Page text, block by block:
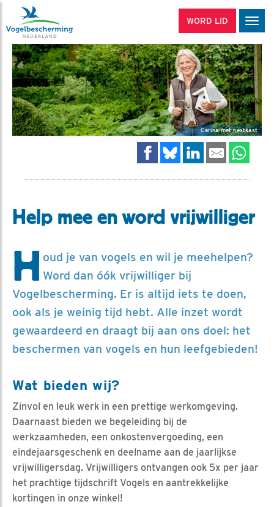
WORD LID
Carina met nestkast
Help mee en word vrijwilliger
H oud je van vogels en wil je meehelpen?
Word dan óók vrijwilliger bij
Vogelbescherming. Er is altijd iets te doen,
ook als je weinig tijd hebt. Alle inzet wordt
gewaardeerd en draagt bij aan ons doel: het
beschermen van vogels en hun leefgebieden!
Wat bieden wij?
Zinvol en leuk werk in een prettige werkomgeving.
Daarnaast bieden we begeleiding bij de
werkzaamheden, een onkostenvergoeding, een
eindejaarsgeschenk en deelname aan de jaarlijkse
vrijwilligersdag. Vrijwilligers ontvangen ook 5x per jaar
het prachtige tijdschrift Vogels en aantrekkelijke
kortingen in onze winkel!